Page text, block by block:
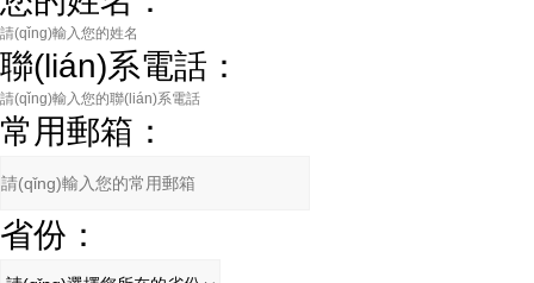
聯(lián)系電話：
常用郵箱：
省份：